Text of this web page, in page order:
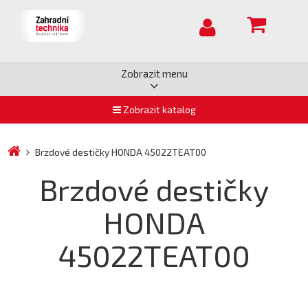
Zobrazit menu
Zobrazit katalog
Brzdové destičky HONDA 45022TEAT00
Brzdové destičky
HONDA
45022TEAT00